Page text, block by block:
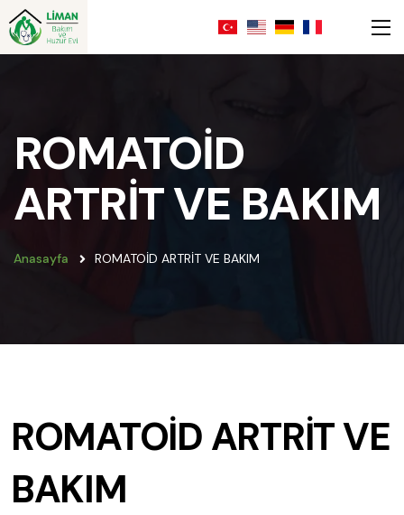
ROMATOİD
ARTRİT VE BAKIM
Anasayfa ROMATOİD ARTRİT VE BAKIM
ROMATOİD ARTRİT VE
BAKIM